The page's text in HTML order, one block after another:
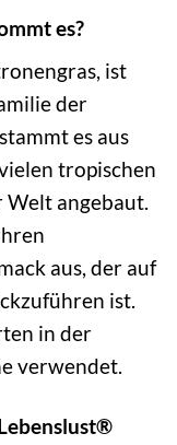
es?
ist
der
es aus
tropischen
Welt angebaut.
aus, der auf
ist.
in der
verwendet.